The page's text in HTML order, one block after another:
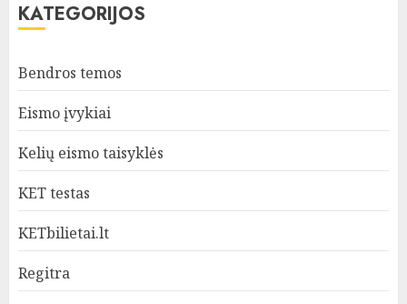
KATEGORIJOS
Bendros temos
Eismo įvykiai
Kelių eismo taisyklės
KET testas
KETbilietai.lt
Regitra